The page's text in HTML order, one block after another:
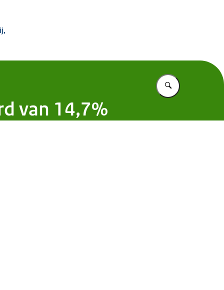
Vul in wat u
van 14,7%